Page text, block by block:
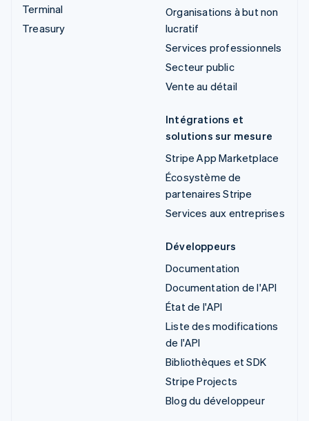
Terminal
Treasury
Organisations à but non
lucratif
Services professionnels
Secteur public
Vente au détail
Intégrations et
solutions sur mesure
Stripe App Marketplace
Écosystème de
partenaires Stripe
Services aux entreprises
Développeurs
Documentation
Documentation de l'API
État de l'API
Liste des modifications
de l'API
Bibliothèques et SDK
Stripe Projects
Blog du développeur